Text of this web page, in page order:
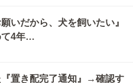
いだから、犬を飼いたい』
て4年…
置き配完了通知』→確認す